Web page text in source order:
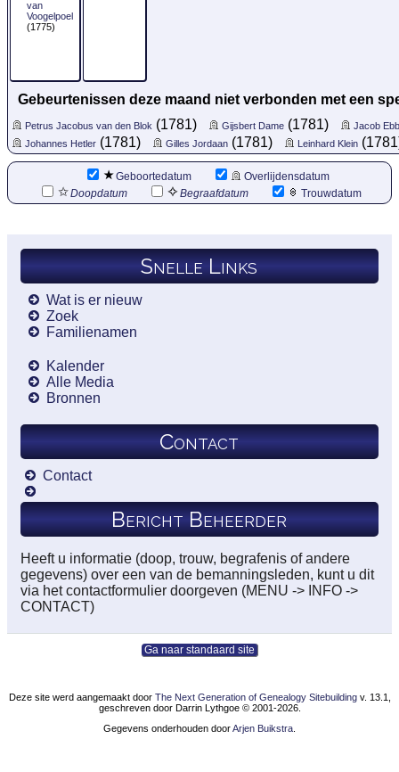
van
Voogelpoel
(1775)
Gebeurtenissen deze maand niet verbonden met een
Petrus Jacobus van den Blok (1781) Gijsbert Dame (1781)
Jacob
Johannes Hetler (1781) Gilles Jordaan (1781) Leinhard Klein
Geboortedatum
Overlijdensdatum
Doopdatum
Begraafdatum Trouwdatum
Snelle Links
Wat is er nieuw
Zoek
Familienamen
Kalender
Alle Media
Bronnen
Contact
Contact
Bericht Beheerder
Heeft u informatie (doop, trouw, begrafenis of andere
gegevens) over een van de bemanningsleden, kunt u dit
via het contactformulier doorgeven (MENU -> INFO ->
CONTACT)
Ga naar standaard site
Deze site werd aangemaakt door The Next Generation of Genealogy Sitebuildingv. 13.1,
geschreven door Darrin Lythgoe © 2001-2026.
Gegevens onderhouden doorArjen Buikstra